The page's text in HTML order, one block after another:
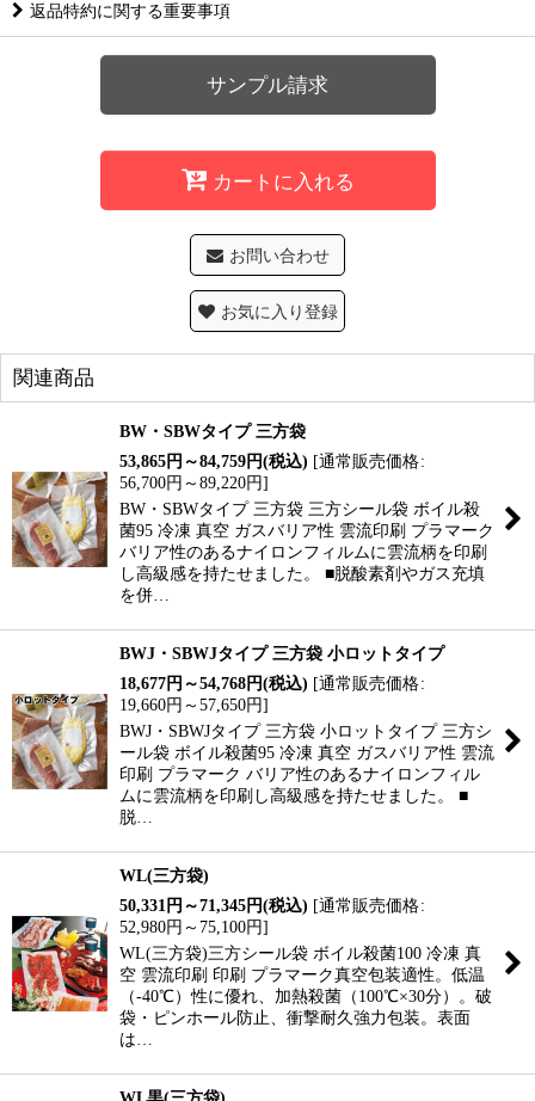
返品特約に関する重要事項
サンプル請求
カートに入れる
お問い合わせ
お気に入り登録
関連商品
BW・SBWタイプ 三方袋
53,865円 ～84,759円(税込) [通常販売価格:
56,700円 ～89,220円]
BW・SBWタイプ 三方袋 三方シール袋 ボイル殺
菌95 冷凍 真空 ガスバリア性 雲流印刷 プラマーク
バリア性のあるナイロンフィルムに雲流柄を印刷
し高級感を持たせました。 ■脱酸素剤やガス充填
を併…
BWJ・SBWJタイプ 三方袋 小ロットタイプ
18,677円 ～54,768円(税込) [通常販売価格:
19,660円 ～57,650円]
BWJ・SBWJタイプ 三方袋 小ロットタイプ 三方シ
ール袋 ボイル殺菌95 冷凍 真空 ガスバリア性 雲流
印刷 プラマーク バリア性のあるナイロンフィル
ムに雲流柄を印刷し高級感を持たせました。 ■
脱…
WL(三方袋)
50,331円 ～71,345円(税込) [通常販売価格:
52,980円 ～75,100円]
WL(三方袋)三方シール袋 ボイル殺菌100 冷凍 真
空 雲流印刷 印刷 プラマーク真空包装適性。低温
（-40℃）性に優れ、加熱殺菌（100℃×30分）。破
袋・ピンホール防止、衝撃耐久強力包装。表面
は…